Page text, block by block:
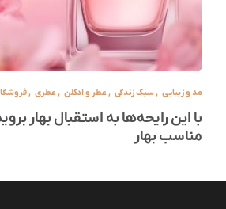
مد و زیبایی ,سبک زندگی ,عطر و ادکلن ,عطری ,
با این رایحه‌ها به استقبال بهار
مناسب بهار